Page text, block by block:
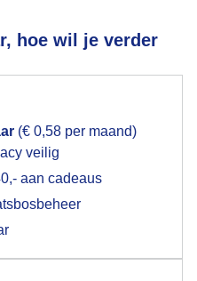
hoe wil je verder
(€ 0,58 per maand)
veilig
aan cadeaus
voor het
op hebt gegeven,
uit je browser waarin
de popup